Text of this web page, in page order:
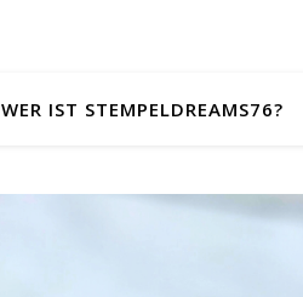
WER IST STEMPELDREAMS76?